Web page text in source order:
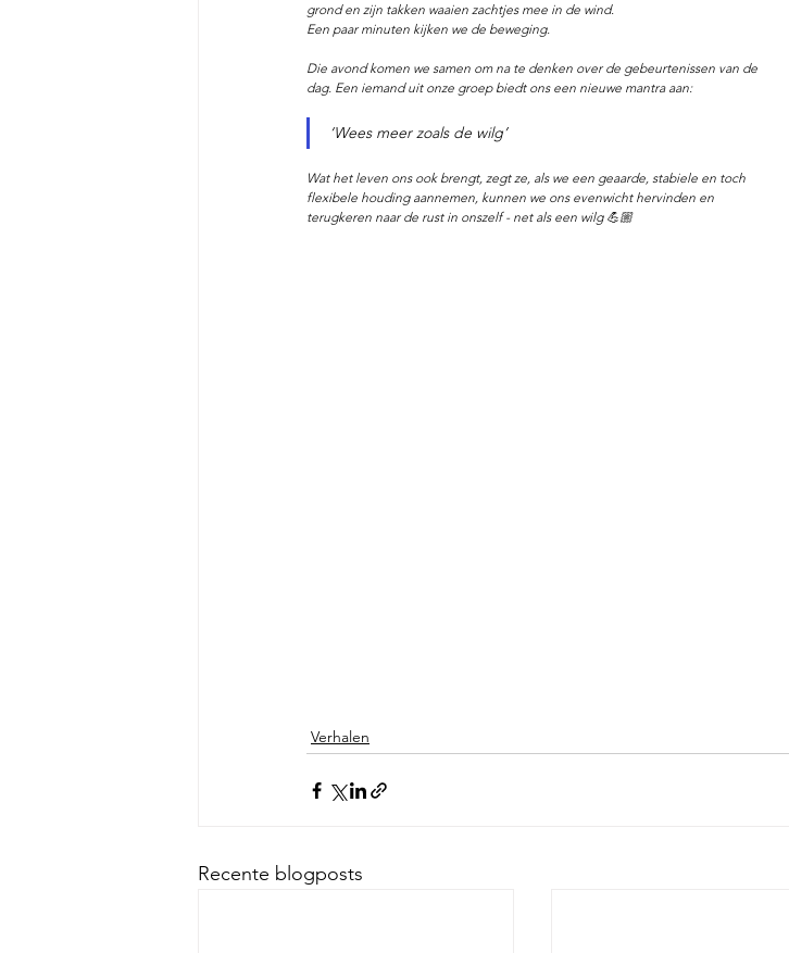
grond en zijn takken waaien zachtjes mee in de wind.
Een paar minuten kijken we de beweging.
Die avond komen we samen om na te denken over de gebeurtenissen van de
dag. Een iemand uit onze groep biedt ons een nieuwe mantra aan:
‘Wees meer zoals de wilg’
Wat het leven ons ook brengt, zegt ze, als we een geaarde, stabiele en toch
flexibele houding aannemen, kunnen we ons evenwicht hervinden en
terugkeren naar de rust in onszelf - net als een wilg 💪🏼
Verhalen
Recente blogposts